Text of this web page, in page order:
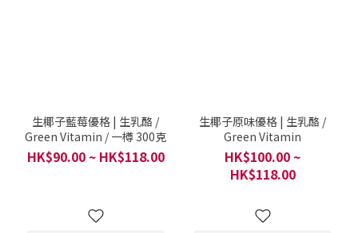
生椰子藍莓優格 | 生乳酪 /
Green Vitamin / 一樽 300克
HK$90.00 ~ HK$118.00
生椰子原味優格 | 生乳酪 /
Green Vitamin
HK$100.00 ~
HK$118.00